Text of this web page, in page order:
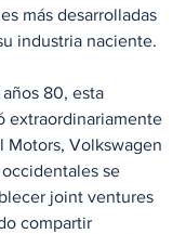
más desarrolladas
industria naciente.
80, esta
extraordinariamente
Motors, Volkswagen
se
joint ventures
compartir